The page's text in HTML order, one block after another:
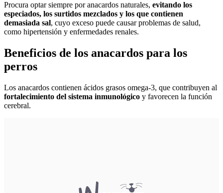
Procura optar siempre por anacardos naturales, evitando los
especiados, los surtidos mezclados y los que contienen
demasiada sal, cuyo exceso puede causar problemas de salud,
como hipertensión y enfermedades renales.
Beneficios de los anacardos para los
perros
Los anacardos contienen ácidos grasos omega-3, que contribuyen al
fortalecimiento del sistema inmunológico y favorecen la función
cerebral.